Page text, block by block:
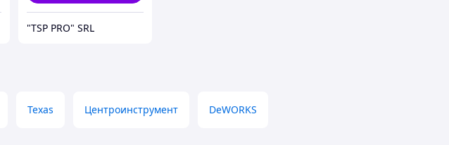
"TSP PRO" SRL
Texas Центроинструмент DeWORKS